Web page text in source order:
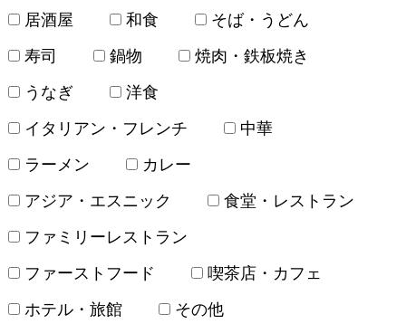
居酒屋 和食
そば・うどん
寿司
鍋物
焼肉・鉄板焼き
うなぎ
洋食
イタリアン・フレンチ
中華
ラーメン
カレー
アジア・エスニック
食堂・レストラン
ファミリーレストラン
ファーストフード
喫茶店・カフェ
ホテル・旅館
その他